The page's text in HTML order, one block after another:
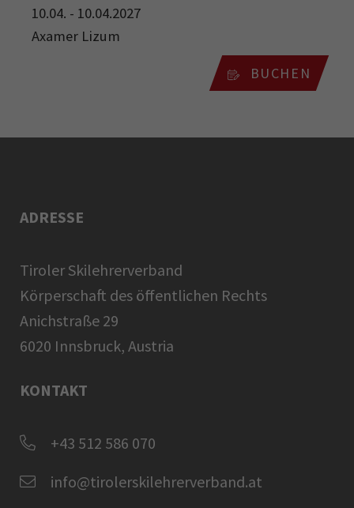
10.04. - 10.04.2027
Axamer Lizum
BUCHEN
ADRESSE
Tiroler Skilehrerverband
Körperschaft des öffentlichen Rechts
Anichstraße 29
6020 Innsbruck, Austria
KONTAKT
+43 512 586 070
info@tirolerskilehrerverband.at